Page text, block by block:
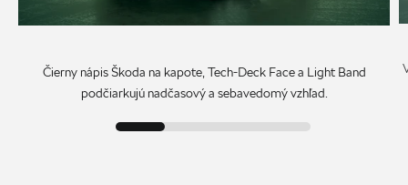
Čierny nápis Škoda na kapote, Tech-Deck Face a Light Band
podčiarkujú nadčasový a sebavedomý vzhľad.